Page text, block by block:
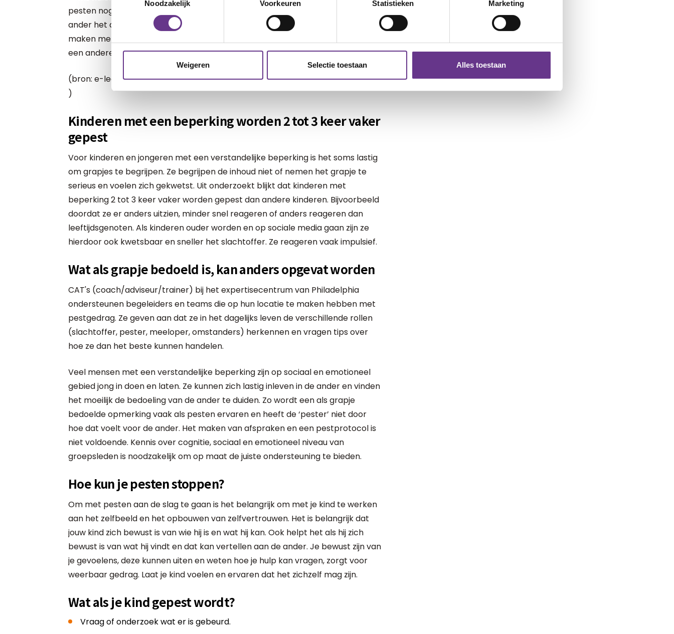
Noodzakelijk
Voorkeuren Statistieken Marketing
Weigeren Selectie toestaan Alles toestaan
pesten nog wel eens door elkaar. Ze ervaren dat iemand ze pest terwijl de
ander het als plagen bedoelde. Vaak zijn het subtiele verschillen en heeft het te
maken met je eigen zelfbeeld en levenservaring. Iedereen ervaart dit dus op
een andere manier.
(bron: e-learning pestenhttps://www.philadelphia.nl/leerbaar-en-weerbaar
)
Kinderen met een beperking worden 2 tot 3 keer vaker
gepest
Voor kinderen en jongeren met een verstandelijke beperking is het soms lastig
om grapjes te begrijpen. Ze begrijpen de inhoud niet of nemen het grapje te
serieus en voelen zich gekwetst. Uit onderzoekt blijkt dat kinderen met
beperking 2 tot 3 keer vaker worden gepest dan andere kinderen. Bijvoorbeeld
doordat ze er anders uitzien, minder snel reageren of anders reageren dan
leeftijdsgenoten. Als kinderen ouder worden en op sociale media gaan zijn ze
hierdoor ook kwetsbaar en sneller het slachtoffer. Ze reageren vaak impulsief.
Wat als grapje bedoeld is, kan anders opgevat worden
CAT's (coach/adviseur/trainer) bij het expertisecentrum van Philadelphia
ondersteunen begeleiders en teams die op hun locatie te maken hebben met
pestgedrag. Ze geven aan dat ze in het dagelijks leven de verschillende rollen
(slachtoffer, pester, meeloper, omstanders) herkennen en vragen tips over
hoe ze dan het beste kunnen handelen.
Veel mensen met een verstandelijke beperking zijn op sociaal en emotioneel
gebied jong in doen en laten. Ze kunnen zich lastig inleven in de ander en vinden
het moeilijk de bedoeling van de ander te duiden. Zo wordt een als grapje
bedoelde opmerking vaak als pesten ervaren en heeft de ‘pester’ niet door
hoe dat voelt voor de ander. Het maken van afspraken en een pestprotocol is
niet voldoende. Kennis over cognitie, sociaal en emotioneel niveau van
groepsleden is noodzakelijk om op maat de juiste ondersteuning te bieden.
Hoe kun je pesten stoppen?
Om met pesten aan de slag te gaan is het belangrijk om met je kind te werken
aan het zelfbeeld en het opbouwen van zelfvertrouwen. Het is belangrijk dat
jouw kind zich bewust is van wie hij is en wat hij kan. Ook helpt het als hij zich
bewust is van wat hij vindt en dat kan vertellen aan de ander. Je bewust zijn van
je gevoelens, deze kunnen uiten en weten hoe je hulp kan vragen, zorgt voor
weerbaar gedrag. Laat je kind voelen en ervaren dat het zichzelf mag zijn.
Wat als je kind gepest wordt?
Vraag of onderzoek wat er is gebeurd.